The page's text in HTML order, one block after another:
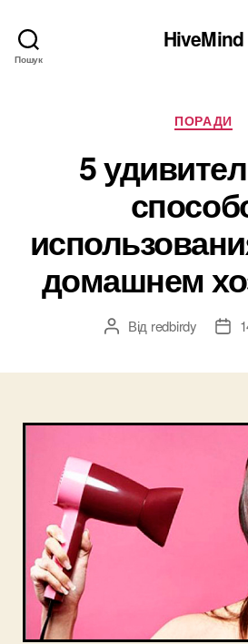
Пошук
HiveMind
ПОРАДИ
5
домашнем
Автор
Від redbirdy